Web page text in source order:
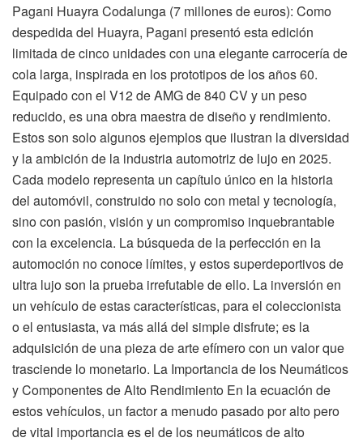
Pagani Huayra Codalunga (7 millones de euros): Como
despedida del Huayra, Pagani presentó esta edición
limitada de cinco unidades con una elegante carrocería de
cola larga, inspirada en los prototipos de los años 60.
Equipado con el V12 de AMG de 840 CV y un peso
reducido, es una obra maestra de diseño y rendimiento.
Estos son solo algunos ejemplos que ilustran la diversidad
y la ambición de la industria automotriz de lujo en 2025.
Cada modelo representa un capítulo único en la historia
del automóvil, construido no solo con metal y tecnología,
sino con pasión, visión y un compromiso inquebrantable
con la excelencia. La búsqueda de la perfección en la
automoción no conoce límites, y estos superdeportivos de
ultra lujo son la prueba irrefutable de ello. La inversión en
un vehículo de estas características, para el coleccionista
o el entusiasta, va más allá del simple disfrute; es la
adquisición de una pieza de arte efímero con un valor que
trasciende lo monetario. La Importancia de los Neumáticos
y Componentes de Alto Rendimiento En la ecuación de
estos vehículos, un factor a menudo pasado por alto pero
de vital importancia es el de los neumáticos de alto